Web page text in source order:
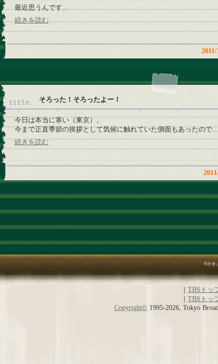
最近思うんです...
続きを読む
そろった！そろったよー！
今日は本当に寒い（東京）。
今まで正直季節の挨拶として気候に触れていた側面もあったので...
続きを読む
©かき
｜ TBSトッ
｜ TBSトッ
Copyright© 1995-2026, Tokyo